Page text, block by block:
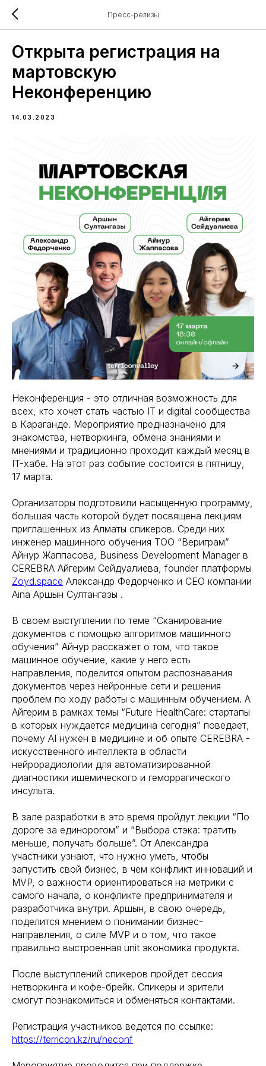
Пресс-релизы
Открыта регистрация на
мартовскую
Неконференцию
14.03.2023
Неконференция - это отличная возможность для
всех, кто хочет стать частью IT и digital сообщества
в Караганде. Мероприятие предназначено для
знакомства, нетворкинга, обмена знаниями и
мнениями и традиционно проходит каждый месяц в
IT-хабе. На этот раз событие состоится в пятницу,
17 марта.
Организаторы подготовили насыщенную программу,
большая часть которой будет посвящена лекциям
приглашенных из Алматы спикеров. Среди них
инженер машинного обучения ТОО “Вериграм”
Айнур Жаппасова, Business Development Manager в
CEREBRA Айгерим Сейдуалиева, founder платформы
Zoyd.space Александр Федорченко и CEO компании
Aina Аршын Султангазы .
В своем выступлении по теме “Сканирование
документов с помощью алгоритмов машинного
обучения” Айнур расскажет о том, что такое
машинное обучение, какие у него есть
направления, поделится опытом распознавания
документов через нейронные сети и решения
проблем по ходу работы с машинным обучением. А
Айгерим в рамках темы “Future HealthCare: стартапы
в которых нуждается медицина сегодня” поведает,
почему AI нужен в медицине и об опыте CEREBRA -
искусственного интеллекта в области
нейрорадиологии для автоматизированной
диагностики ишемического и геморрагического
инсульта.
В зале разработки в это время пройдут лекции “По
дороге за единорогом” и “Выбора стэка: тратить
меньше, получать больше”. От Александра
участники узнают, что нужно уметь, чтобы
запустить свой бизнес, в чем конфликт инноваций и
MVP, о важности ориентироваться на метрики с
самого начала, о конфликте предпринимателя и
разработчика внутри. Аршын, в свою очередь,
поделится мнением о понимании бизнес-
направления, о силе MVP и о том, что такое
правильно выстроенная unit экономика продукта.
После выступлений спикеров пройдет сессия
нетворкинга и кофе-брейк. Спикеры и зрители
смогут познакомиться и обменяться контактами.
Регистрация участников ведется по ссылке:
https://terricon.kz/ru/neconf